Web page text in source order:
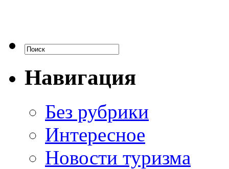
Навигация
Без рубрики
Интересное
Новости туризма